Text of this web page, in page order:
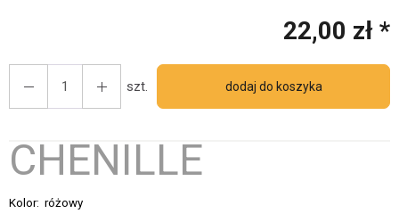
22,00 zł *
szt. dodaj do koszyka
CHENILLE
Kolor: różowy